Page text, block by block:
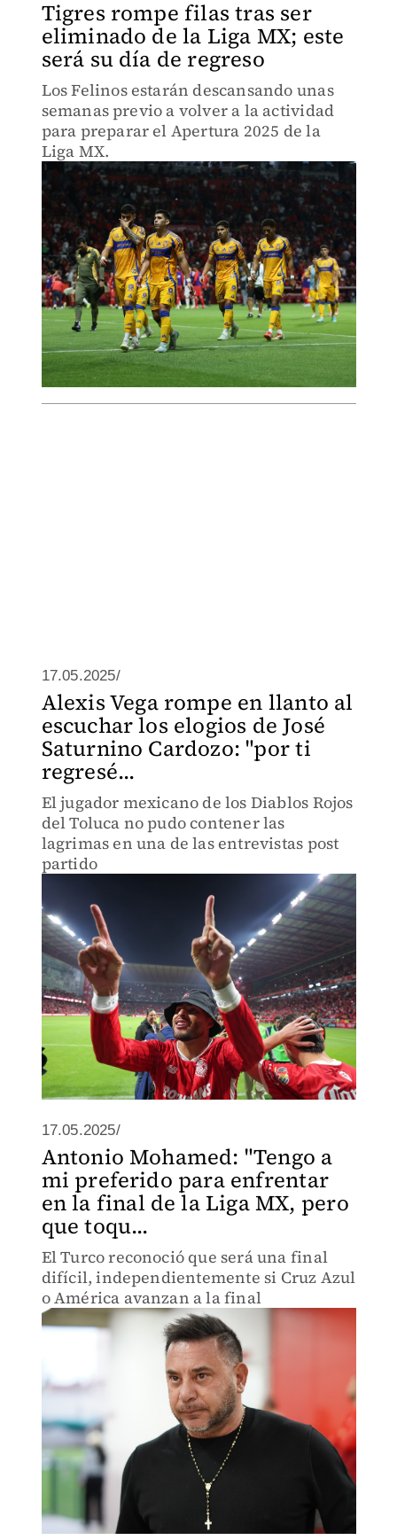
Tigres rompe filas tras ser
eliminado de la Liga MX; este
será su día de regreso
Los Felinos estarán descansando unas
semanas previo a volver a la actividad
para preparar el Apertura 2025 de la
Liga MX.
17.05.2025/
Alexis Vega rompe en llanto al
escuchar los elogios de José
Saturnino Cardozo: "por ti
regresé...
El jugador mexicano de los Diablos Rojos
del Toluca no pudo contener las
lagrimas en una de las entrevistas post
partido
17.05.2025/
Antonio Mohamed: "Tengo a
mi preferido para enfrentar
en la final de la Liga MX, pero
que toqu...
El Turco reconoció que será una final
difícil, independientemente si Cruz Azul
o América avanzan a la final